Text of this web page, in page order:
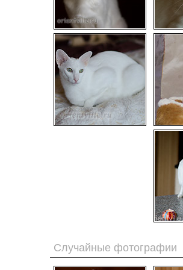
Случайные фотографии